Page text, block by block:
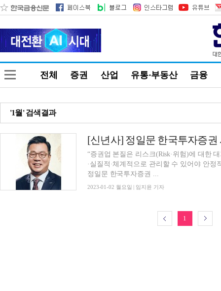
전체 증권 산업 유통·부동산 금융
'1월' 검색결과
[신년사] 정일문 한국투자증권
“증권업 본질은 리스크(Risk·위험)에 대한
·실질적·체계적으로 관리할 수 있어야 안
정일문 한국투자증권 ...
2023-01-02 월요일 | 임지윤 기자
1